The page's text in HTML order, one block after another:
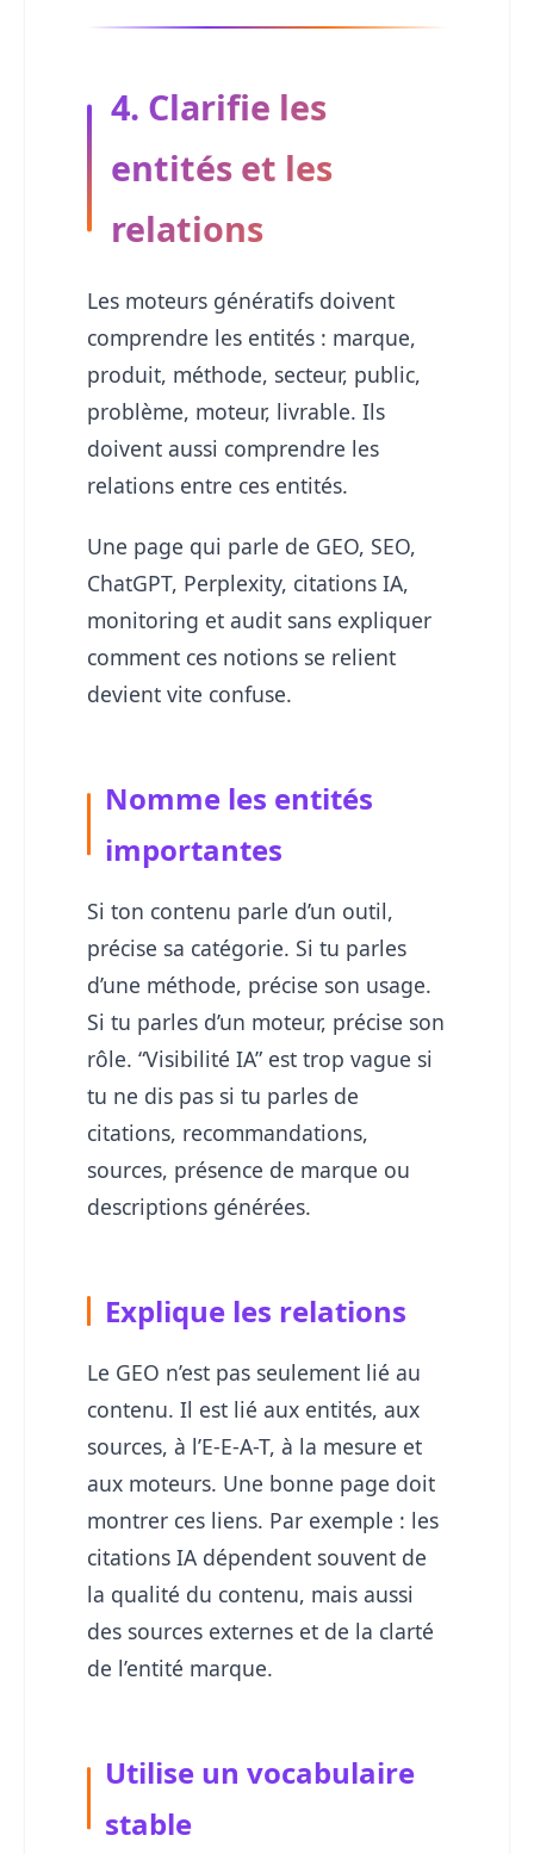
4. Clarifie les
entités et les
relations
Les moteurs génératifs doivent
comprendre les entités : marque,
produit, méthode, secteur, public,
problème, moteur, livrable. Ils
doivent aussi comprendre les
relations entre ces entités.
Une page qui parle de GEO, SEO,
ChatGPT, Perplexity, citations IA,
monitoring et audit sans expliquer
comment ces notions se relient
devient vite confuse.
Nomme les entités
importantes
Si ton contenu parle d’un outil,
précise sa catégorie. Si tu parles
d’une méthode, précise son usage.
Si tu parles d’un moteur, précise son
rôle. “Visibilité IA” est trop vague si
tu ne dis pas si tu parles de
citations, recommandations,
sources, présence de marque ou
descriptions générées.
Explique les relations
Le GEO n’est pas seulement lié au
contenu. Il est lié aux entités, aux
sources, à l’E-E-A-T, à la mesure et
aux moteurs. Une bonne page doit
montrer ces liens. Par exemple : les
citations IA dépendent souvent de
la qualité du contenu, mais aussi
des sources externes et de la clarté
de l’entité marque.
Utilise un vocabulaire
stable